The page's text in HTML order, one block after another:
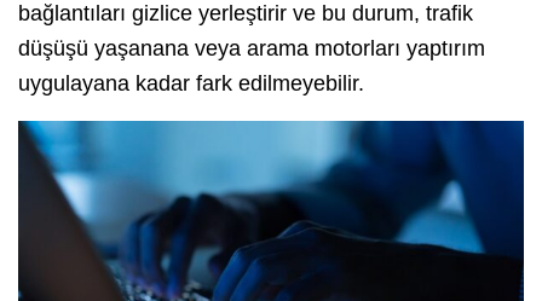
bağlantıları gizlice yerleştirir ve bu durum, trafik
düşüşü yaşanana veya arama motorları yaptırım
uygulayana kadar fark edilmeyebilir.